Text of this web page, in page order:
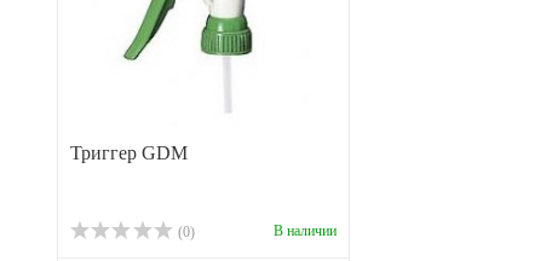
Триггер GDM
(0) В наличии